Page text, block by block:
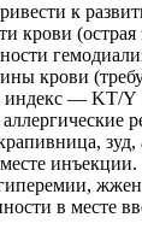
к
крови (острая
крови
индекс — KT/Y
в месте